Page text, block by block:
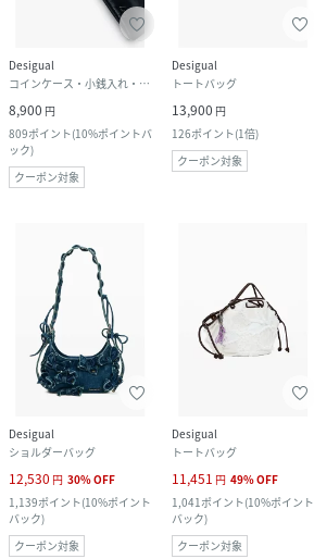
Desigual
コインケース・小銭入れ・札入れ
8,900 円
809ポイント(10%ポイントバ
ック)
クーポン対象
Desigual
トートバッグ
13,900 円
126ポイント(1倍)
クーポン対象
Desigual
ショルダーバッグ
12,530 円 30%OFF
1,139ポイント(10%ポイント
バック)
クーポン対象
Desigual
トートバッグ
11,451 円 49%OFF
1,041ポイント(10%ポイント
バック)
クーポン対象